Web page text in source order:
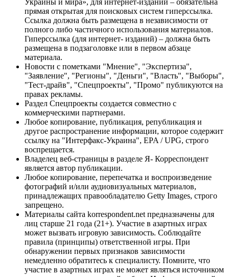
прямая открытая для поисковых систем гиперссылка.
Ссылка должна быть размещена в независимости от
полного либо частичного использования материалов.
Гиперссылка (для интернет- изданий) – должна быть
размещена в подзаголовке или в первом абзаце
материала.
Новости с пометками "Мнение", "Экспертиза",
"Заявление", "Регионы", "Деньги", "Власть", "Выборы",
"Тест-драйв", "Спецпроекты", "Промо" публикуются на
правах рекламы.
Раздел Спецпроекты создается совместно с
коммерческими партнерами.
Любое копирование, публикация, републикация и
другое распространение информации, которое содержит
ссылку на "Интерфакс-Украина", EPA / UPG, строго
воспрещается.
Владелец веб-страницы в разделе Я- Корреспондент
является автор публикации.
Любое копирование, перепечатка и воспроизведение
фотографий и/или аудиовизуальных материалов,
принадлежащих правообладателю Getty Images, строго
запрещено.
Материалы сайта korrespondent.net предназначены для
лиц старше 21 года (21+). Участие в азартных играх
может вызвать игровую зависимость. Соблюдайте
правила (принципы) ответственной игры. При
обнаружении первых признаков зависимости
немедленно обратитесь к специалисту. Помните, что
участие в азартных играх не может являться источником